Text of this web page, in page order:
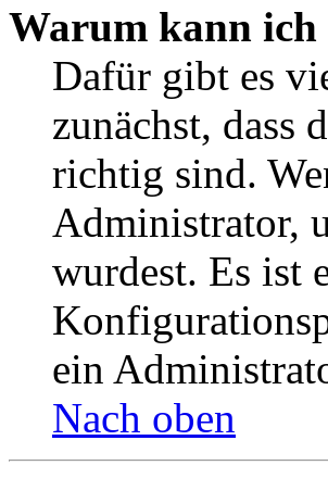
Warum kann ich
Dafür gibt es
zunächst, dass
richtig sind.
Administrator,
wurdest. Es ist
ein
Nach oben